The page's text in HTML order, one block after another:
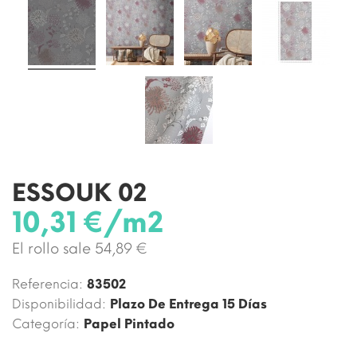
ESSOUK 02
10,31 €/m2
El rollo sale 54,89 €
Referencia: 83502
Disponibilidad: Plazo De Entrega 15 Días
Categoría: Papel Pintado